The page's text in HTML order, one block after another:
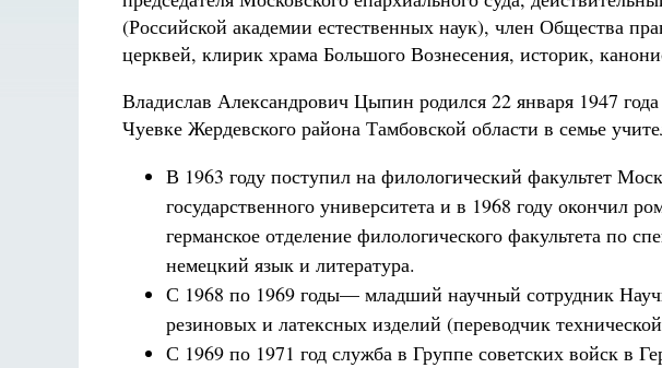
(Российской академии естественных наук), член Общества
церквей, клирик храма Большого Вознесения, историк,
Владислав Александрович Цыпин родился 22 января 1947
Чуевке Жердевского района Тамбовской области в семье
В 1963 году поступил на филологический факультет
государственного университета и в 1968 году окончил
германское отделение филологического факультета по
немецкий язык и литература.
С 1968 по 1969 годы— младший научный сотрудник
резиновых и латексных изделий (переводчик
С 1969 по 1971 год служба в Группе советских войск в